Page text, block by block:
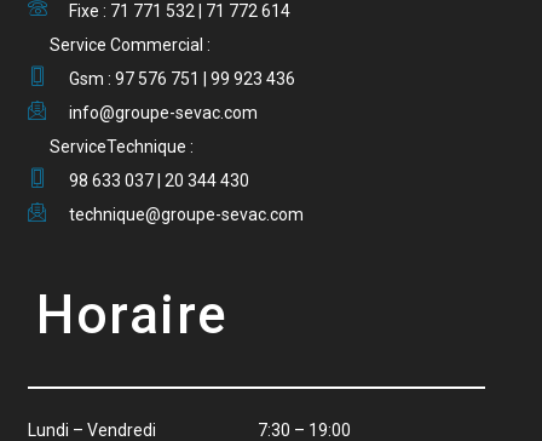
Fixe : 71 771 532 | 71 772 614
Service Commercial :
Gsm : 97 576 751 | 99 923 436
info@groupe-sevac.com
ServiceTechnique :
98 633 037 | 20 344 430
technique@groupe-sevac.com
Horaire
Lundi – Vendredi 7:30 – 19:00